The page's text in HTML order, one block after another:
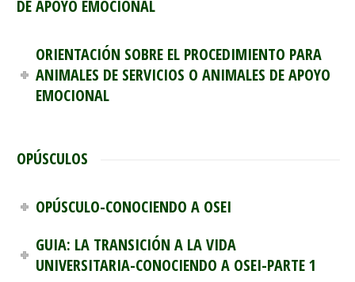
DE APOYO EMOCIONAL
ORIENTACIÓN SOBRE EL PROCEDIMIENTO PARA
ANIMALES DE SERVICIOS O ANIMALES DE APOYO
EMOCIONAL
OPÚSCULOS
OPÚSCULO-CONOCIENDO A OSEI
GUIA: LA TRANSICIÓN A LA VIDA
UNIVERSITARIA-CONOCIENDO A OSEI-PARTE 1